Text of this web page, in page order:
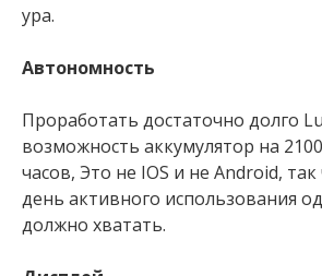
ура.
Автономность
Проработать достаточно долго
возможность аккумулятор на
часов, Это не IOS и не Android,
день активного использования
должно хватать.